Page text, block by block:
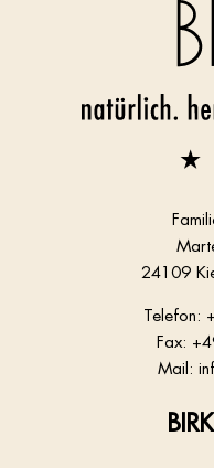
24109
Telefon:
Fax:
Mail: